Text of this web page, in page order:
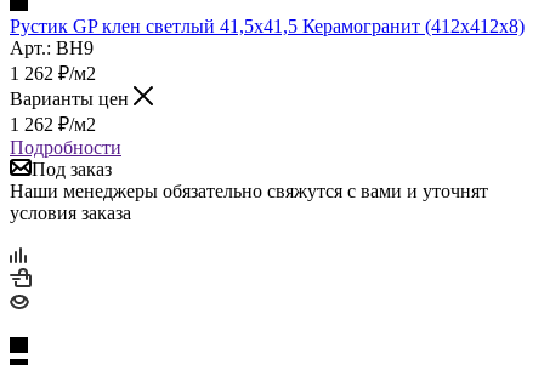
Рустик GP клен светлый 41,5х41,5 Керамогранит (412x412x8)
Арт.: BH9
1 262 ₽/м2
Варианты цен
1 262 ₽/м2
Подробности
Под заказ
Наши менеджеры обязательно свяжутся с вами и уточнят
условия заказа